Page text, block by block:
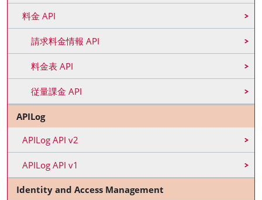
料金 API
請求料金情報 API
料金表 API
従量課金 API
APILog
APILog API v2
APILog API v1
Identity and Access Management